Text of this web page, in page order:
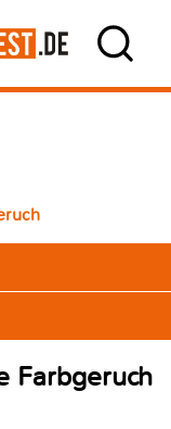
Farbgeruch